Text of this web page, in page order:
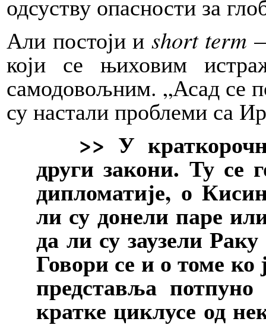
одсуству опасности за
Али постоји и short term
који се њиховим
самодовољним. „Асад се
су настали проблеми са
>> У
други закони. Ту се
дипломатије, о
ли су донели паре
да ли су заузели
Говори се и о томе ко
представља
кратке циклусе од